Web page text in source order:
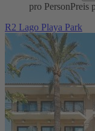
pro PersonPreis
R2 Lago Playa Park